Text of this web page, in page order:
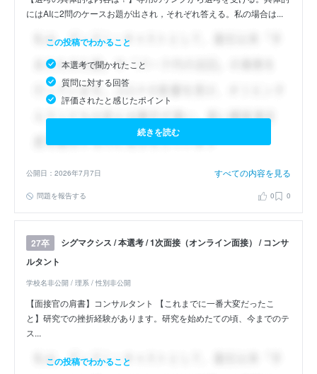
にはAIに2問のケースお題が出され，それぞれ答える。私の場合は...
この投稿でわかること
本選考で聞かれたこと
質問に対する回答
評価されたと感じたポイント
続きを読む
公開日：2026年7月7日 すべての内容を見る
問題を報告する 0 0
27卒
シグマクシス / 本選考 / 1次面接（オンライン面接） / コンサ
ルタント
学校名非公開 / 理系 / 性別非公開
【面接官の肩書】コンサルタント 【これまでに一番大変だったこ
と】研究での挫折経験があります。研究を始めたての頃、今までのテ
ス...
この投稿でわかること